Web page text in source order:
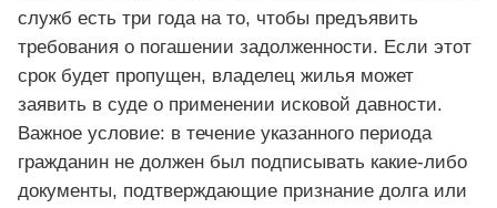
служб есть три года на то, чтобы предъявить
требования о погашении задолженности. Если этот
срок будет пропущен, владелец жилья может
заявить в суде о применении исковой давности.
Важное условие: в течение указанного периода
гражданин не должен был подписывать какие-либо
документы, подтверждающие признание долга или